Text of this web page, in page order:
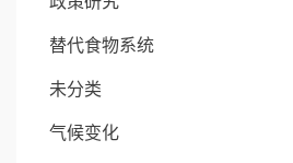
替代食物系统
未分类
气候变化